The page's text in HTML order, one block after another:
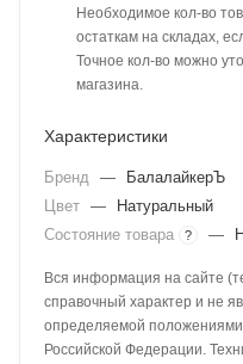
Необходимое кол-во
остаткам на складах,
Точное кол-во можно
магазина.
Характеристики
Бренд —
БалалайкерЪ
Цвет —
Натуральный
Состояние товара
? —
Вся информация на сайте
справочный характер и не
определяемой положениями
Российской Федерации.